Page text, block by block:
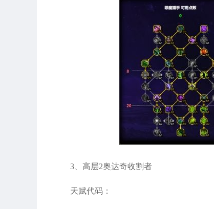
3、高层2奥达奇收割者
天赋代码：